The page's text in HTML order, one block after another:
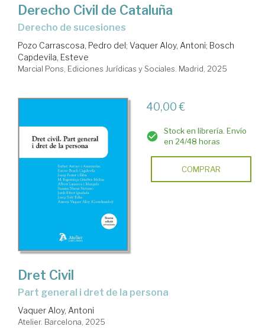
Derecho Civil de Cataluña
Derecho de sucesiones
Pozo Carrascosa, Pedro del; Vaquer Aloy, Antoni; Bosch
Capdevila, Esteve
Marcial Pons, Ediciones Jurídicas y Sociales. Madrid, 2025
40,00 €
Stock en librería. Envío
en 24/48 horas
COMPRAR
Dret Civil
Part general i dret de la persona
Vaquer Aloy, Antoni
Atelier. Barcelona, 2025